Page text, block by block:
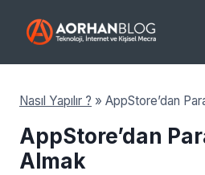
Nasıl Yapılır ? » AppStore’dan
AppStore’dan
Almak